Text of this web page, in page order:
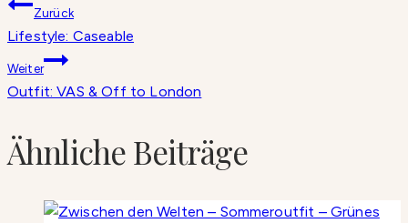
Beitragsnavigation
Zurück
Lifestyle: Caseable
Weiter
Outfit: VAS & Off to London
Ähnliche Beiträge